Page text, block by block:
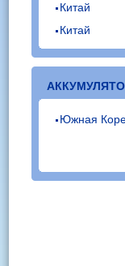
Китай
Китай
Южная